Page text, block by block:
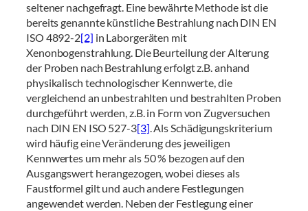
seltener nachgefragt. Eine bewährte Methode ist die
bereits genannte künstliche Bestrahlung nach DIN EN
ISO 4892-2[2] in Laborgeräten mit
Xenonbogenstrahlung. Die Beurteilung der Alterung
der Proben nach Bestrahlung erfolgt z.B. anhand
physikalisch technologischer Kennwerte, die
vergleichend an unbestrahlten und bestrahlten Proben
durchgeführt werden, z.B. in Form von Zugversuchen
nach DIN EN ISO 527-3[3]. Als Schädigungskriterium
wird häufig eine Veränderung des jeweiligen
Kennwertes um mehr als 50 % bezogen auf den
Ausgangswert herangezogen, wobei dieses als
Faustformel gilt und auch andere Festlegungen
angewendet werden. Neben der Festlegung einer